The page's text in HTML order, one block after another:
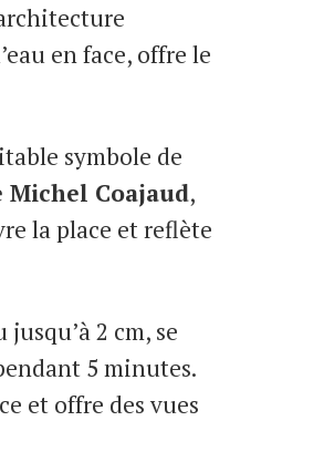
en face, offre le
symbole de
Coajaud,
la place et reflète
2 cm, se
5 minutes.
et offre des vues